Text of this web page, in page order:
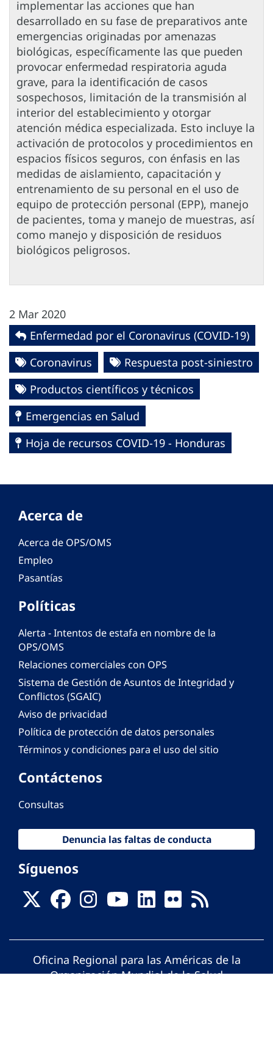
implementar las acciones que han
desarrollado en su fase de preparativos ante
emergencias originadas por amenazas
biológicas, específicamente las que pueden
provocar enfermedad respiratoria aguda
grave, para la identificación de casos
sospechosos, limitación de la transmisión al
interior del establecimiento y otorgar
atención médica especializada. Esto incluye la
activación de protocolos y procedimientos en
espacios físicos seguros, con énfasis en las
medidas de aislamiento, capacitación y
entrenamiento de su personal en el uso de
equipo de protección personal (EPP), manejo
de pacientes, toma y manejo de muestras, así
como manejo y disposición de residuos
biológicos peligrosos.
2 Mar 2020
Enfermedad por el Coronavirus ‎‎(COVID-19)‎
Coronavirus
Respuesta post-siniestro
Productos científicos y técnicos
Emergencias en Salud
Hoja de recursos COVID-19 - Honduras
Acerca de
Acerca de OPS/OMS
Empleo
Pasantías
Políticas
Alerta - Intentos de estafa en nombre de la
OPS/OMS
Relaciones comerciales con OPS
Sistema de Gestión de Asuntos de Integridad y
Conflictos (SGAIC)
Aviso de privacidad
Política de protección de datos personales
Términos y condiciones para el uso del sitio
Contáctenos
Consultas
Denuncia las faltas de conducta
Síguenos
Oficina Regional para las Américas de la
Organización Mundial de la Salud